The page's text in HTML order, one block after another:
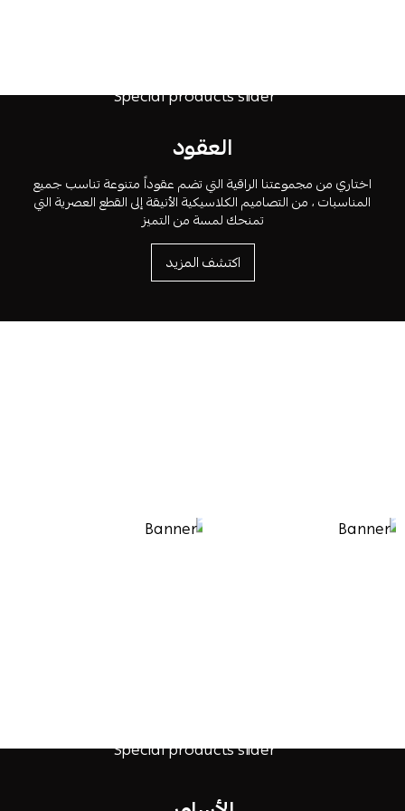
العقود
اختاري من مجموعتنا الراقية التي تضم عقوداً متنوعة تناسب جميع
المناسبات ، من التصاميم الكلاسيكية الأنيقة إلى القطع العصرية التي
تمنحك لمسة من التميز
اكتشف المزيد